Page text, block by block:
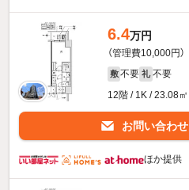
6.4万円
（管理費10,000円）
敷 不要 礼 不要
12階 / 1K / 23.08㎡
お問い合わせ
ほか提供